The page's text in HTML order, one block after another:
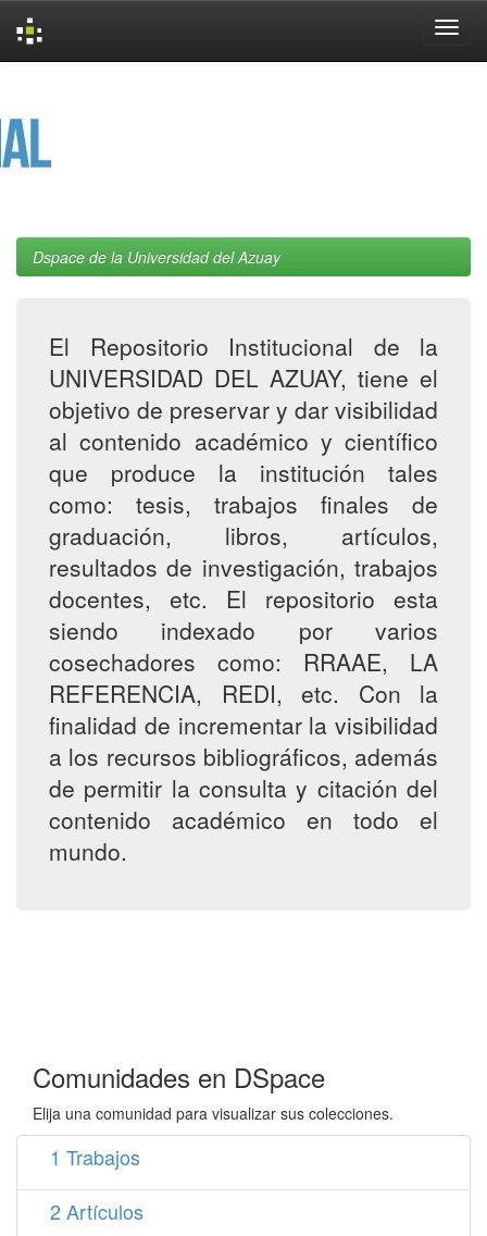
Dspace de la Universidad del Azuay
El Repositorio Institucional de la
UNIVERSIDAD DEL AZUAY, tiene el
objetivo de preservar y dar visibilidad
al contenido académico y científico
que produce la institución tales
como: tesis, trabajos finales de
graduación, libros, artículos,
resultados de investigación, trabajos
docentes, etc. El repositorio esta
siendo indexado por varios
cosechadores como: RRAAE, LA
REFERENCIA, REDI, etc. Con la
finalidad de incrementar la visibilidad
a los recursos bibliográficos, además
de permitir la consulta y citación del
contenido académico en todo el
mundo.
Comunidades en DSpace
Elija una comunidad para visualizar sus colecciones.
1 Trabajos
2 Artículos